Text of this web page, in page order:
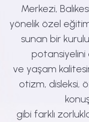
Merkezi,
yönelik özel
sunan bir
potansiyelini
ve yaşam
otizm, disleksi,
gibi farklı